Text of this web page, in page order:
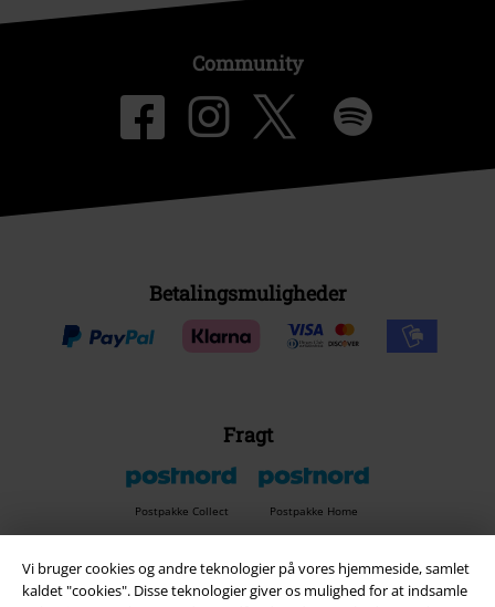
Vi bruger cookies og andre teknologier på vores hjemmeside, samlet
kaldet "cookies". Disse teknologier giver os mulighed for at indsamle
Community
Betalingsmuligheder
Fragt
Postpakke Collect Postpakke Home
EMP app